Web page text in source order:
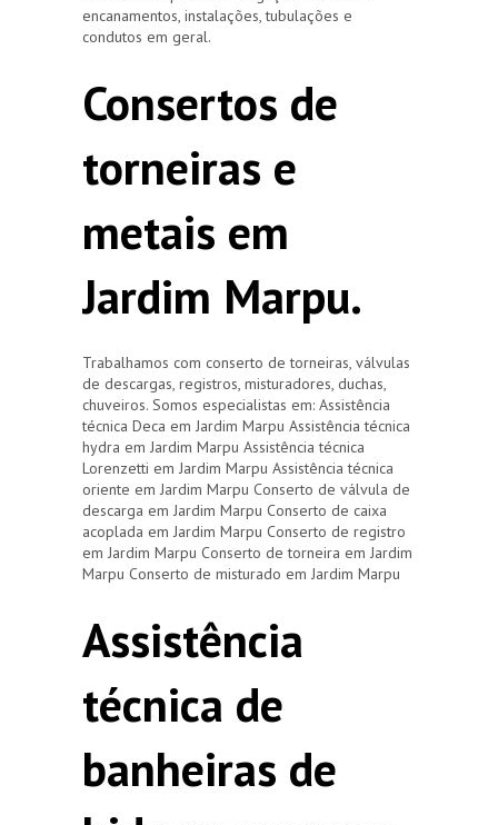
encanamentos, instalações, tubulações e
condutos em geral.
Consertos de
torneiras e
metais em
Jardim Marpu.
Trabalhamos com conserto de torneiras, válvulas
de descargas, registros, misturadores, duchas,
chuveiros. Somos especialistas em: Assistência
técnica Deca em Jardim Marpu Assistência técnica
hydra em Jardim Marpu Assistência técnica
Lorenzetti em Jardim Marpu Assistência técnica
oriente em Jardim Marpu Conserto de válvula de
descarga em Jardim Marpu Conserto de caixa
acoplada em Jardim Marpu Conserto de registro
em Jardim Marpu Conserto de torneira em Jardim
Marpu Conserto de misturado em Jardim Marpu
Assistência
técnica de
banheiras de